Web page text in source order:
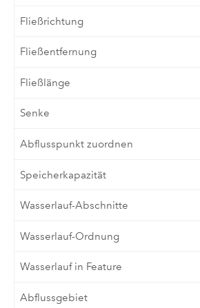
Fließrichtung
Fließentfernung
Fließlänge
Senke
Abflusspunkt zuordnen
Speicherkapazität
Wasserlauf-Abschnitte
Wasserlauf-Ordnung
Wasserlauf in Feature
Abflussgebiet